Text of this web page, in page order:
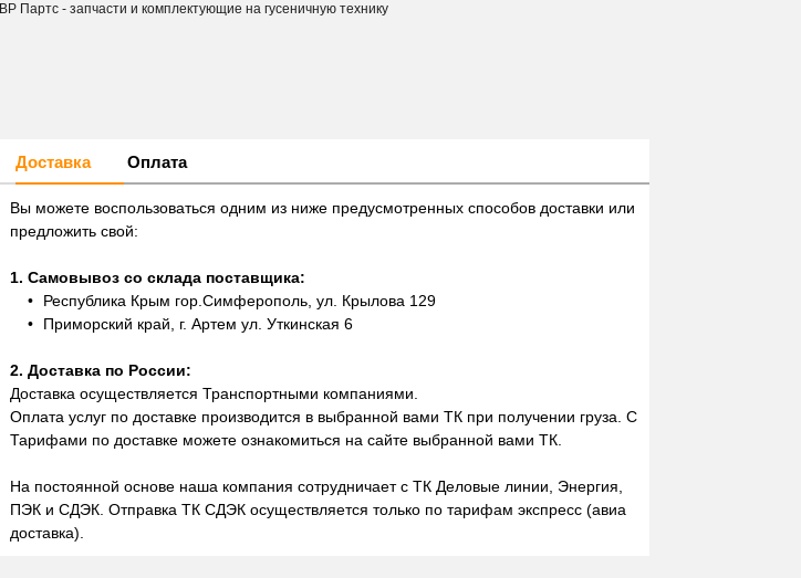
ВР Партс - запчасти и комплектующие на гусеничную технику
Доставка Оплата
Вы можете воспользоваться одним из ниже предусмотренных способов доставки или
предложить свой:
1. Самовывоз со склада поставщика:
Республика Крым гор.Симферополь, ул. Крылова 129
Приморский край, г. Артем ул. Уткинская 6
2. Доставка по России:
Доставка осуществляется Транспортными компаниями.
Оплата услуг по доставке производится в выбранной вами ТК при получении груза. С
Тарифами по доставке можете ознакомиться на сайте выбранной вами ТК.
На постоянной основе наша компания сотрудничает с ТК Деловые линии, Энергия,
ПЭК и СДЭК. Отправка ТК СДЭК осуществляется только по тарифам экспресс (авиа
доставка).